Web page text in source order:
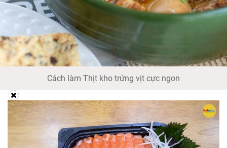
Cách làm Thịt kho trứng vịt cực ngon